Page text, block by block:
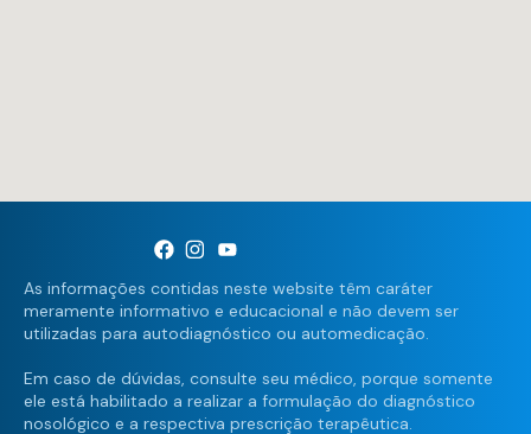
As informações contidas neste website têm caráter
meramente informativo e educacional e não devem ser
utilizadas para autodiagnóstico ou automedicação.
Em caso de dúvidas, consulte seu médico, porque somente
ele está habilitado a realizar a formulação do diagnóstico
nosológico e a respectiva prescrição terapêutica.